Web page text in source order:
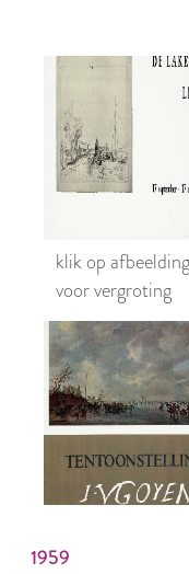
klik op afbeelding
voor vergroting
1959